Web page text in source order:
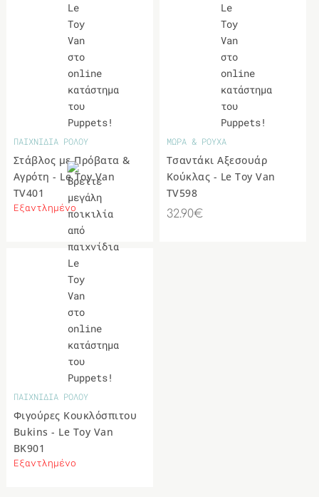
ΠΑΙΧΝΙΔΙΑ ΡΟΛΟΥ
Στάβλος με Πρόβατα &
Αγρότη - Le Toy Van
TV401
Εξαντλημένο
ΜΩΡΑ & ΡΟΥΧΑ
Τσαντάκι Αξεσουάρ
Κούκλας - Le Toy Van
TV598
32.90€
ΠΑΙΧΝΙΔΙΑ ΡΟΛΟΥ
Φιγούρες Κουκλόσπιτου
Bukins - Le Toy Van
BK901
Εξαντλημένο